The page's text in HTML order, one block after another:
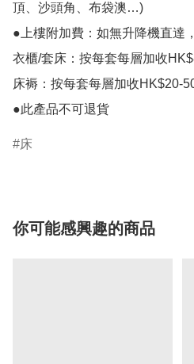
頂、沙頭角、布袋澳…)
●上樓附加費：如無升降機直達
衣櫃/套床：按每套每層加收
床褥：按每套每層加收HK$20-
床
你可能感興趣的商品